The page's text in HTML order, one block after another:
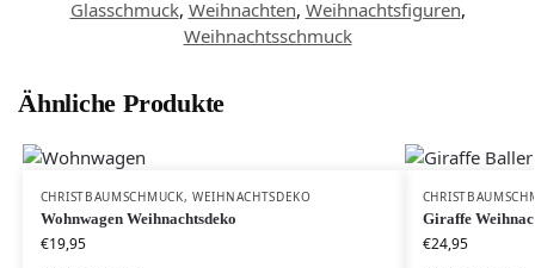
Glasschmuck, Weihnachten, Weihnachtsfiguren,
Weihnachtsschmuck
Ähnliche Produkte
CHRISTBAUMSCHMUCK,WEIHNACHTSDEKO
Wohnwagen Weihnachtsdeko
€19,95
Giraffe
€24,95